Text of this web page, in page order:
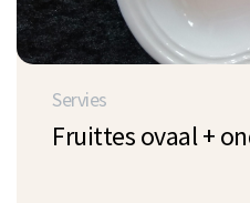
Servies
Fruittes ovaal +